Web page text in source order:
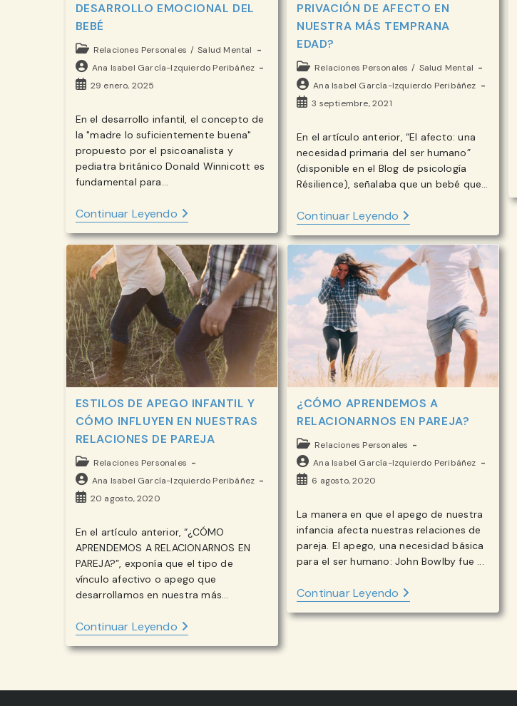
DESARROLLO EMOCIONAL DEL
BEBÉ
Categoría
de
la
entrada:
Relaciones Personales / Salud Mental
Autor
de
Ana Isabel García-Izquierdo Peribáñez
Publicación
la
entrada:
29 enero, 2025
En el desarrollo infantil, el concepto de
la "madre lo suficientemente buena"
propuesto por el psicoanalista y
pediatra británico Donald Winnicott es
fundamental para…
Continuar LeyendoMADRE
LO
SUFICIENTEMENTE
BUENA:
EL
ROL
CLAVE
EN
EL
DESARROLLO
EMOCIONAL
DEL
PRIVACIÓN DE AFECTO EN
NUESTRA MÁS TEMPRANA
EDAD?
Categoría
de
la
entrada:
Relaciones Personales / Salud Mental
Autor
de
Ana Isabel García-Izquierdo Peribáñez
Publicación
la
entrada:
3 septiembre, 2021
En el artículo anterior, “El afecto: una
necesidad primaria del ser humano”
(disponible en el Blog de psicología
Résilience), señalaba que un bebé que…
Continuar Leyendo ¿CUÁLES
SON
LAS
CONSECUENCIAS
DE
LA
PRIVACIÓN
AFECTO
NUESTRA
TEMPRANA
ESTILOS DE APEGO INFANTIL Y
CÓMO INFLUYEN EN NUESTRAS
RELACIONES DE PAREJA
Categoría
de
la
entrada:
Relaciones Personales
Autor
de
Ana Isabel García-Izquierdo Peribáñez
Publicación
la
entrada:
20 agosto, 2020
En el artículo anterior, “¿CÓMO
APRENDEMOS A RELACIONARNOS EN
PAREJA?”, exponía que el tipo de
vínculo afectivo o apego que
desarrollamos en nuestra más…
Continuar LeyendoESTILOS
DE
APEGO
INFLUYEN
¿CÓMO APRENDEMOS A
RELACIONARNOS EN PAREJA?
Categoría
de
la
entrada:
Relaciones Personales
Autor
de
Ana Isabel García-Izquierdo Peribáñez
Publicación
la
entrada:
6 agosto, 2020
La manera en que el apego de nuestra
infancia afecta nuestras relaciones de
pareja. El apego, una necesidad básica
para el ser humano: John Bowlby fue ...
Continuar Leyendo ¿CÓMO
APRENDEMOS
A